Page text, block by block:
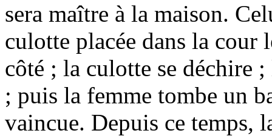
sera maître à la maison.
culotte placée dans la cour
côté ; la culotte se déchire
; puis la femme tombe un
vaincue. Depuis ce temps,